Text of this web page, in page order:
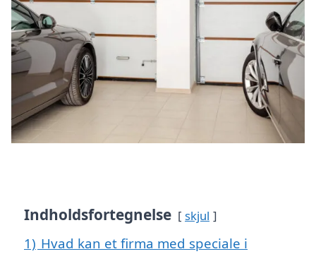
Indholdsfortegnelse skjul
1) Hvad kan et firma med speciale i